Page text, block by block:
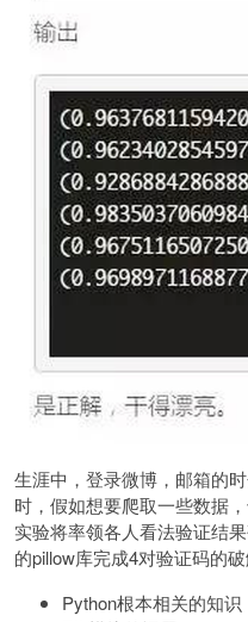
生涯中，登录微博，邮箱的
时，假如想要爬取一些数据
实验将率领各人看法验证结
的pillow库完成4对验证码的破
Python根本相关的知识